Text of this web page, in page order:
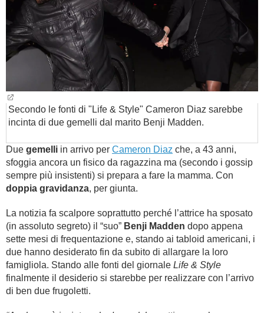
FORUM
Secondo le fonti di "Life & Style" Cameron Diaz sarebbe
incinta di due gemelli dal marito Benji Madden.
Due gemelli in arrivo per Cameron Diaz che, a 43 anni,
sfoggia ancora un fisico da ragazzina ma (secondo i gossip
sempre più insistenti) si prepara a fare la mamma. Con
doppia gravidanza, per giunta.
La notizia fa scalpore soprattutto perché l’attrice ha sposato
(in assoluto segreto) il “suo” Benji Madden dopo appena
sette mesi di frequentazione e, stando ai tabloid americani, i
due hanno desiderato fin da subito di allargare la loro
famigliola. Stando alle fonti del giornale Life & Style
finalmente il desiderio si starebbe per realizzare con l’arrivo
di ben due frugoletti.